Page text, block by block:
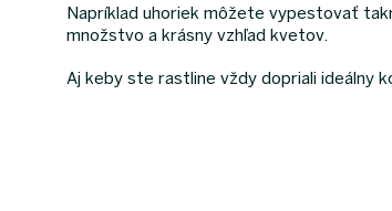
Napríklad uhoriek môžete vypestovať
množstvo a krásny vzhľad kvetov.
Aj keby ste rastline vždy dopriali ideálny